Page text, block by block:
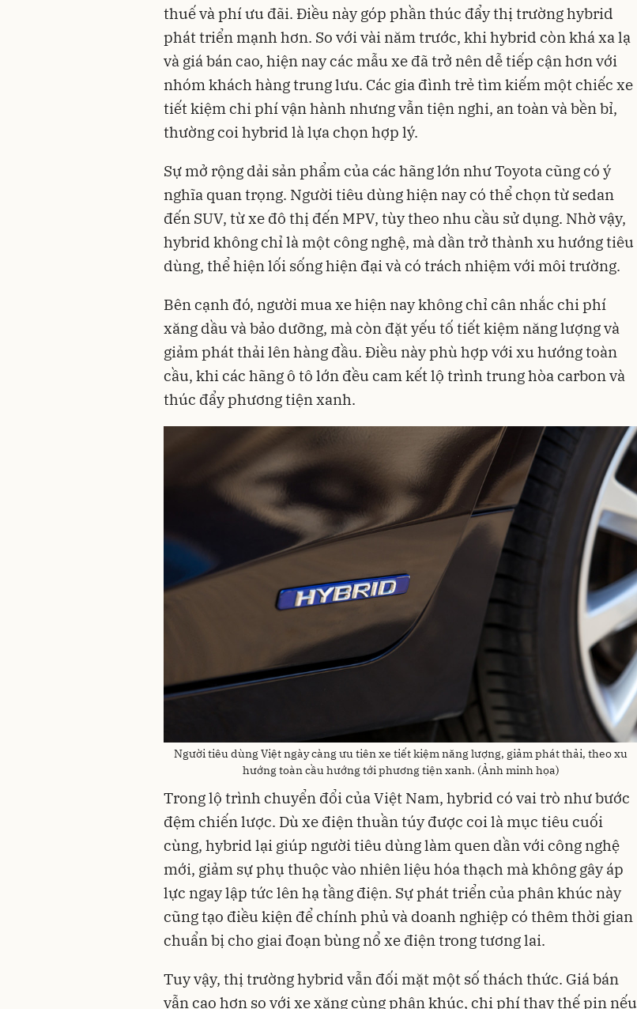
thuế và phí ưu đãi. Điều này góp phần thúc đẩy thị trường hybrid
phát triển mạnh hơn. So với vài năm trước, khi hybrid còn khá xa lạ
và giá bán cao, hiện nay các mẫu xe đã trở nên dễ tiếp cận hơn với
nhóm khách hàng trung lưu. Các gia đình trẻ tìm kiếm một chiếc xe
tiết kiệm chi phí vận hành nhưng vẫn tiện nghi, an toàn và bền bỉ,
thường coi hybrid là lựa chọn hợp lý.
Sự mở rộng dải sản phẩm của các hãng lớn như Toyota cũng có ý
nghĩa quan trọng. Người tiêu dùng hiện nay có thể chọn từ sedan
đến SUV, từ xe đô thị đến MPV, tùy theo nhu cầu sử dụng. Nhờ vậy,
hybrid không chỉ là một công nghệ, mà dần trở thành xu hướng tiêu
dùng, thể hiện lối sống hiện đại và có trách nhiệm với môi trường.
Bên cạnh đó, người mua xe hiện nay không chỉ cân nhắc chi phí
xăng dầu và bảo dưỡng, mà còn đặt yếu tố tiết kiệm năng lượng và
giảm phát thải lên hàng đầu. Điều này phù hợp với xu hướng toàn
cầu, khi các hãng ô tô lớn đều cam kết lộ trình trung hòa carbon và
thúc đẩy phương tiện xanh.
Người tiêu dùng Việt ngày càng ưu tiên xe tiết kiệm năng lượng, giảm phát thải, theo xu
hướng toàn cầu hướng tới phương tiện xanh. (Ảnh minh họa)
Trong lộ trình chuyển đổi của Việt Nam, hybrid có vai trò như bước
đệm chiến lược. Dù xe điện thuần túy được coi là mục tiêu cuối
cùng, hybrid lại giúp người tiêu dùng làm quen dần với công nghệ
mới, giảm sự phụ thuộc vào nhiên liệu hóa thạch mà không gây áp
lực ngay lập tức lên hạ tầng điện. Sự phát triển của phân khúc này
cũng tạo điều kiện để chính phủ và doanh nghiệp có thêm thời gian
chuẩn bị cho giai đoạn bùng nổ xe điện trong tương lai.
Tuy vậy, thị trường hybrid vẫn đối mặt một số thách thức. Giá bán
vẫn cao hơn so với xe xăng cùng phân khúc, chi phí thay thế pin nếu